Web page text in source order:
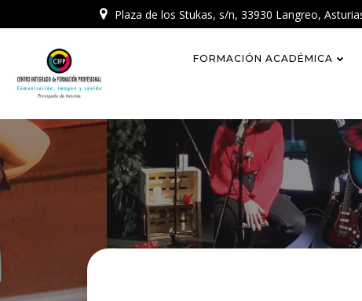
to
Plaza de los Stukas, s/n, 33930 Langreo,
FORMACIÓN ACADÉMICA